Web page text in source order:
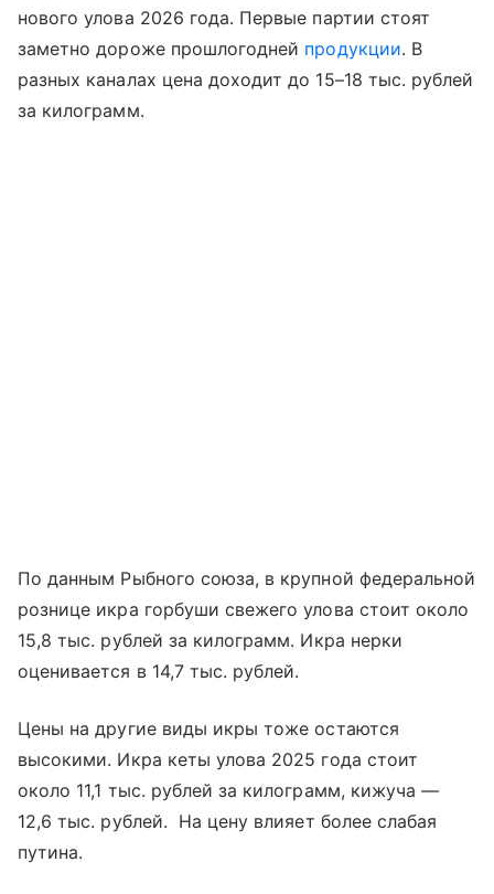
нового улова 2026 года. Первые партии стоят
заметно дороже прошлогодней продукции. В
разных каналах цена доходит до 15–18 тыс. рублей
за килограмм.
По данным Рыбного союза, в крупной федеральной
рознице икра горбуши свежего улова стоит около
15,8 тыс. рублей за килограмм. Икра нерки
оценивается в 14,7 тыс. рублей.
Цены на другие виды икры тоже остаются
высокими. Икра кеты улова 2025 года стоит
около 11,1 тыс. рублей за килограмм, кижуча —
12,6 тыс. рублей. На цену влияет более слабая
путина.